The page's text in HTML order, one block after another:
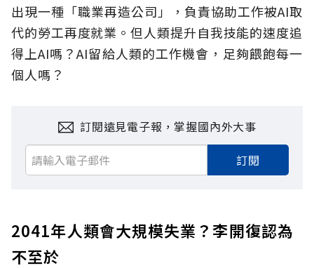
出現一種「職業再造公司」，負責協助工作被AI取
代的勞工再度就業。但人類提升自我技能的速度追
得上AI嗎？AI留給人類的工作機會，足夠餵飽每一
個人嗎？
訂閱遠見電子報，掌握國內外大事
訂閱
2041年人類會大規模失業？李開復認為
不至於